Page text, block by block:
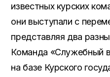
известных курских
они выступали с
представляя два
Команда «Служебный
на базе Курского